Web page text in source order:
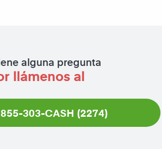
alguna pregunta
llámenos al
855-303-CASH (2274)